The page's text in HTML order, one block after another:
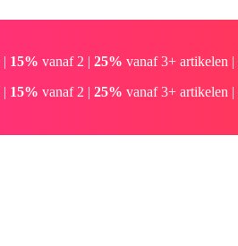
| 15% vanaf 2 | 25% vanaf 3+ artikelen |
| 15% vanaf 2 | 25% vanaf 3+ artikelen |